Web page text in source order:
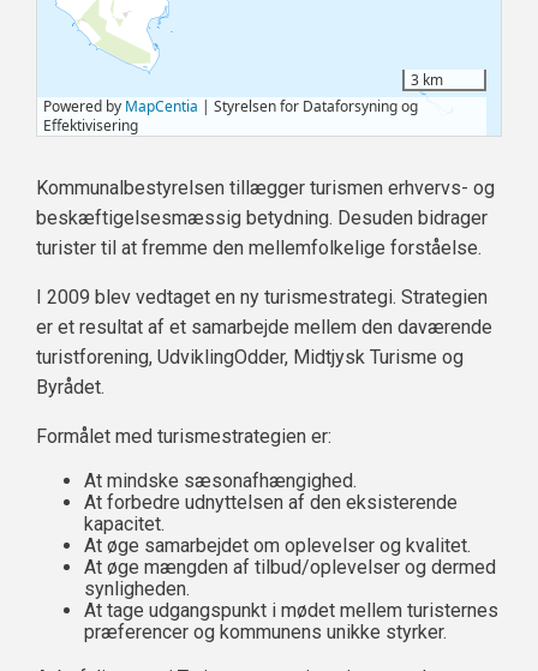
Kommunalbestyrelsen tillægger turismen erhvervs- og
beskæftigelsesmæssig betydning. Desuden bidrager
turister til at fremme den mellemfolkelige forståelse.
I 2009 blev vedtaget en ny turismestrategi. Strategien
er et resultat af et samarbejde mellem den daværende
turistforening, UdviklingOdder, Midtjysk Turisme og
Byrådet.
Formålet med turismestrategien er:
At mindske sæsonafhængighed.
At forbedre udnyttelsen af den eksisterende
kapacitet.
At øge samarbejdet om oplevelser og kvalitet.
At øge mængden af tilbud/oplevelser og dermed
synligheden.
At tage udgangspunkt i mødet mellem turisternes
præferencer og kommunens unikke styrker.